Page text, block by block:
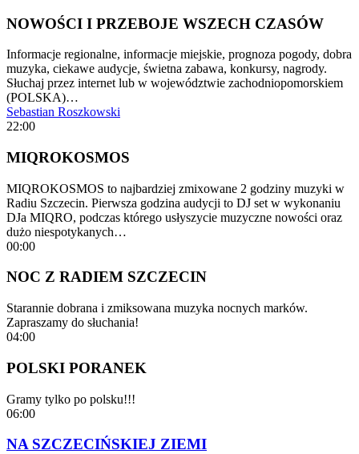
NOWOŚCI I PRZEBOJE WSZECH CZASÓW
Informacje regionalne, informacje miejskie, prognoza pogody, dobra
muzyka, ciekawe audycje, świetna zabawa, konkursy, nagrody.
Słuchaj przez internet lub w województwie zachodniopomorskiem
(POLSKA)…
Sebastian Roszkowski
22:00
MIQROKOSMOS
MIQROKOSMOS to najbardziej zmixowane 2 godziny muzyki w
Radiu Szczecin. Pierwsza godzina audycji to DJ set w wykonaniu
DJa MIQRO, podczas którego usłyszycie muzyczne nowości oraz
dużo niespotykanych…
00:00
NOC Z RADIEM SZCZECIN
Starannie dobrana i zmiksowana muzyka nocnych marków.
Zapraszamy do słuchania!
04:00
POLSKI PORANEK
Gramy tylko po polsku!!!
06:00
NA SZCZECIŃSKIEJ ZIEMI